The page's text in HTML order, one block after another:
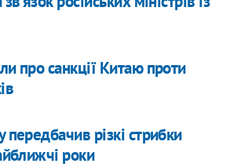
про санкції Китаю проти
передбачив різкі стрибки
роки